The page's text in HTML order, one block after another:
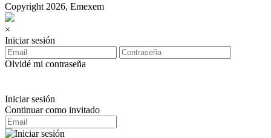
Copyright 2026, Emexem
×
Iniciar sesión
Olvidé mi contraseña
Iniciar sesión
Continuar como invitado